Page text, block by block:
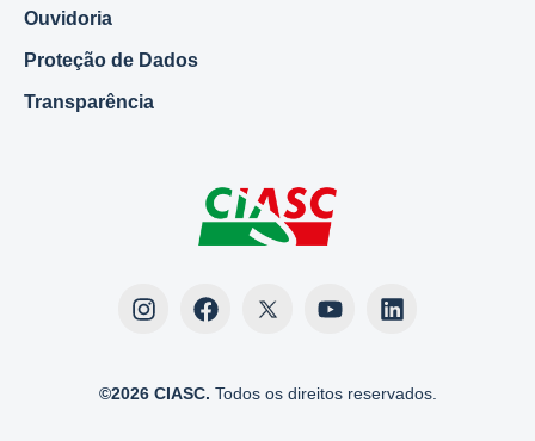
Ouvidoria
Proteção de Dados
Transparência
©2026 CIASC. Todos os direitos reservados.